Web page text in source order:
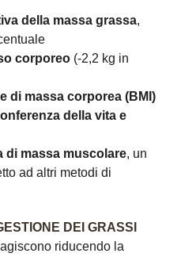
della massa grassa,
corporeo (-2,2 kg in
di massa corporea (BMI)
della vita e
di massa muscolare, un
ad altri metodi di
DEI GRASSI
riducendo la